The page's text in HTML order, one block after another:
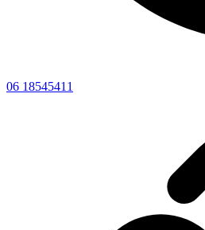
06 18545411